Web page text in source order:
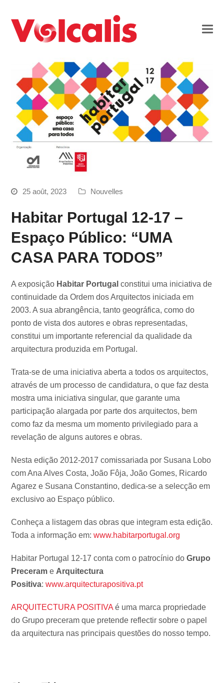
25 août, 2023 Nouvelles
Habitar Portugal 12-17 –
Espaço Público: “UMA
CASA PARA TODOS”
A exposição Habitar Portugal constitui uma iniciativa de
continuidade da Ordem dos Arquitectos iniciada em
2003. A sua abrangência, tanto geográfica, como do
ponto de vista dos autores e obras representadas,
constitui um importante referencial da qualidade da
arquitectura produzida em Portugal.
Trata-se de uma iniciativa aberta a todos os arquitectos,
através de um processo de candidatura, o que faz desta
mostra uma iniciativa singular, que garante uma
participação alargada por parte dos arquitectos, bem
como faz da mesma um momento privilegiado para a
revelação de alguns autores e obras.
Nesta edição 2012-2017 comissariada por Susana Lobo
com Ana Alves Costa, João Fôja, João Gomes, Ricardo
Agarez e Susana Constantino, dedica-se a selecção em
exclusivo ao Espaço público.
Conheça a listagem das obras que integram esta edição.
Toda a informação em:www.habitarportugal.org
Habitar Portugal 12-17 conta com o patrocínio doGrupo
Preceram e Arquitectura
Positiva:www.arquitecturapositiva.pt
ARQUITECTURA POSITIVA é uma marca propriedade
do Grupo preceram que pretende reflectir sobre o papel
da arquitectura nas principais questões do nosso tempo.